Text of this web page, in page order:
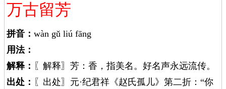
万古留芳
拼音： wàn gǔ liú fāng
用法：
解释： 〖解释〗芳：香，指美名。好名声永远流传。
出处： 〖出处〗元·纪君祥《赵氏孤儿》第二折：“你